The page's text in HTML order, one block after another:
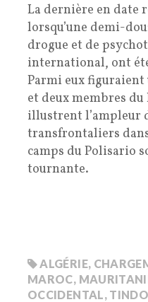
La dernière en date
lorsqu’une demi-
drogue et de
international, ont
Parmi eux
et deux membres
illustrent l’ampleur
transfrontaliers
camps du Polisario
tournante.
ALGÉRIE,
MAROC,
OCCIDENTAL,